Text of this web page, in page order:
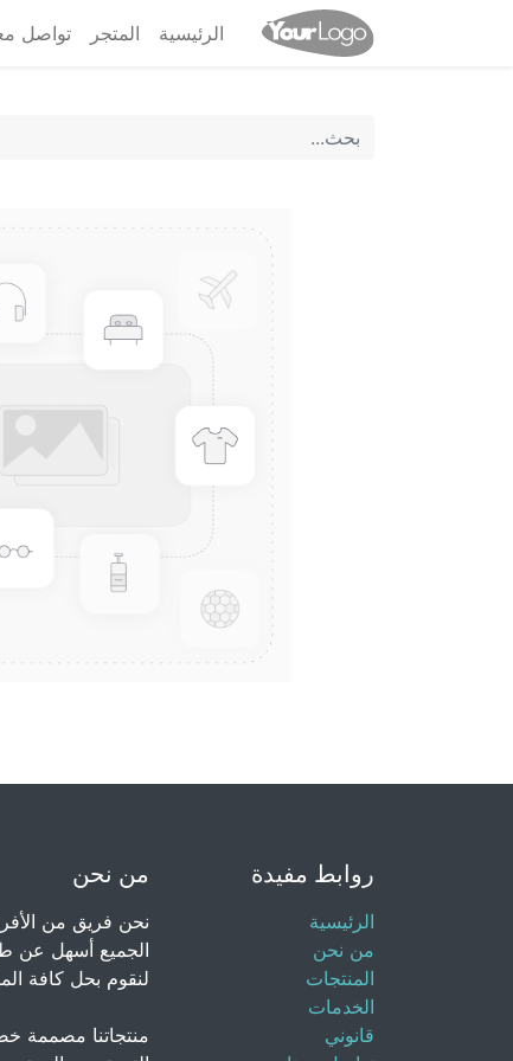
الرئيسية المتجر تواصل
روابط مفيدة
الرئيسية
من نحن
المنتجات
الخدمات
قانوني
من نحن
نحن فريق من
الجميع أسهل عن
لنقوم بحل كافة
منتجاتنا مصممة